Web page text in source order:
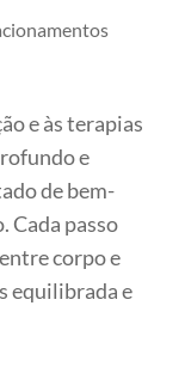
e às terapias
e
de bem-
Cada passo
corpo e
equilibrada e